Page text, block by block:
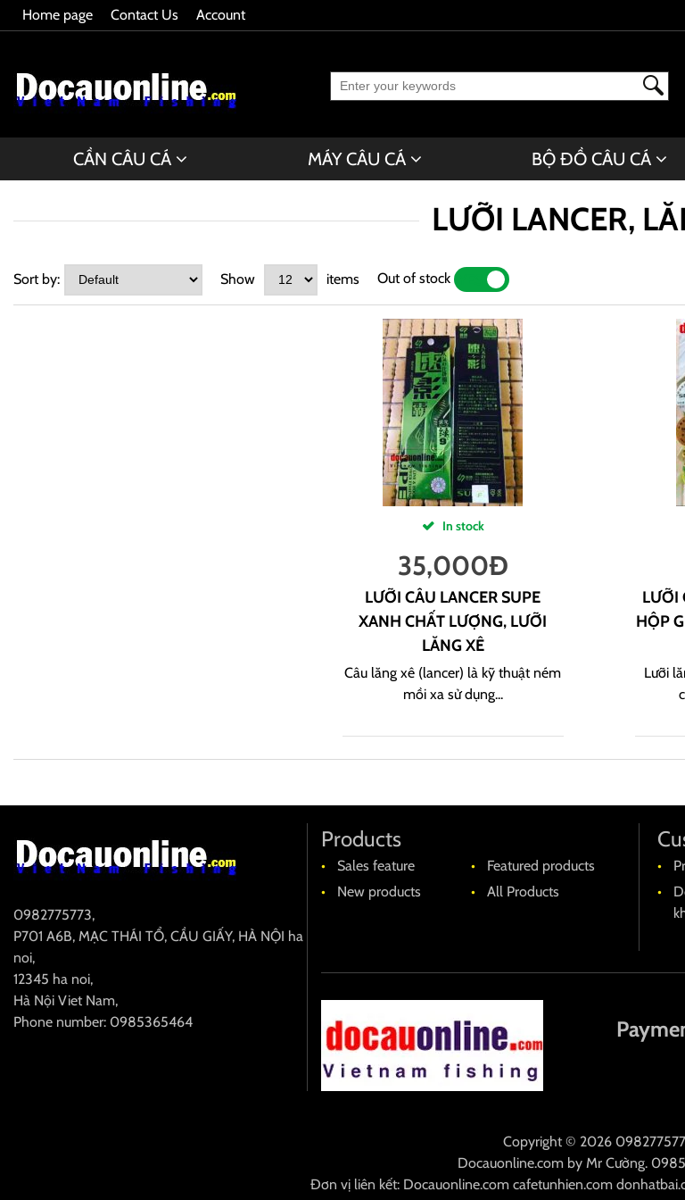
Home page Contact Us Account
CẦN CÂU CÁ MÁY CÂU CÁ BỘ ĐỒ CÂU CÁ
LƯỠI LANCER,
Sort by: Show items Out of stock
In stock
35,000Đ
LƯỠI CÂU LANCER SUPE
XANH CHẤT LƯỢNG, LƯỠI
LĂNG XÊ
Câu lăng xê (lancer) là kỹ thuật ném
mồi xa sử dụng...
LƯỠI
HỘP
Lưỡi
0982775773,
P701 A6B, MẠC THÁI TỔ, CẦU GIẤY, HÀ NỘI ha
noi,
12345 ha noi,
Hà Nội Viet Nam,
Phone number: 0985365464
Products
Sales feature
Featured products
New products
All Products
Copyright © 2026
Docauonline.comby Mr Cường.
Đơn vị liên kết: Docauonline.com cafetunhien.com